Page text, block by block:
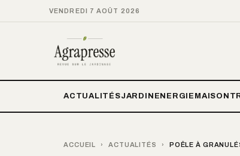
VENDREDI 7 AOÛT 2026
ACTUALITÉSJARDIN ENERGIE MAISON
ACCUEIL › ACTUALITÉS › POÊLE À